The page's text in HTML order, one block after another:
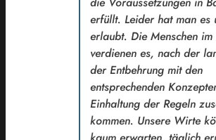
erfüllt. Leider hat man es
erlaubt. Die Menschen
verdienen es, nach der
der Entbehrung mit den
entsprechenden
Einhaltung der Regeln
kommen. Unsere Wirte